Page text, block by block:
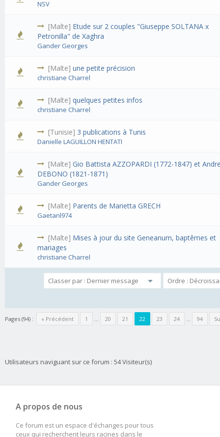
NSV
[Malte] Etude sur 2 couples "Giuseppe SOLTANA x
Petronilla" de Xaghra
Gander Georges
[Malte]une petite précision
christiane Charrel
[Malte]quelques petites infos
christiane Charrel
[Tunisie] 3 publications à Tunis
Danielle LAGUILLON HENTATI
[Malte]Gio Battista AZZOPARDI (1772-1847) et
DEBONO (1821-1871)
Gander Georges
[Malte] Parents de Marietta GRECH
Gaetanl974
[Malte] Mises à jour du site Geneanum, baptêmes et
mariages
christiane Charrel
Pages (94) : « Précédent 1 … 20 21 22 23 24 … 94
Utilisateurs naviguant sur ce forum : 54 Visiteur(s)
A propos de nous
Ce forum est un espace d'échanges pour tous
ceux qui recherchent leurs racines dans le